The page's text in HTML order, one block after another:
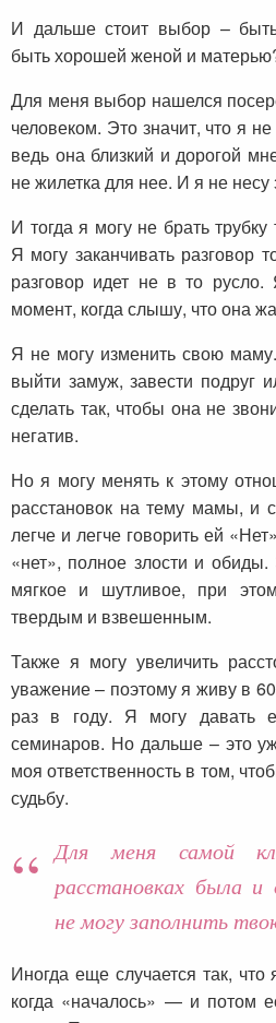
И дальше стоит выбор –
быть хорошей женой и
Для меня выбор нашелся
человеком. Это значит, что я
ведь она близкий и дорогой
не жилетка для нее. И я не несу
И тогда я могу не брать
Я могу заканчивать разговор
разговор идет не в то
момент, когда слышу, что она
Я не могу изменить свою
выйти замуж, завести подруг
сделать так, чтобы она не
негатив.
Но я могу менять к этому
расстановок на тему мамы, и
легче и легче говорить ей
«нет», полное злости и
мягкое и шутливое, при
твердым и взвешенным.
Также я могу увеличить
уважение – поэтому я живу в
раз в году. Я могу давать
семинаров. Но дальше – это
моя ответственность в том,
судьбу.
Для меня самой
расстановках была
не могу заполнить
Иногда еще случается так,
когда «началось» — и потом